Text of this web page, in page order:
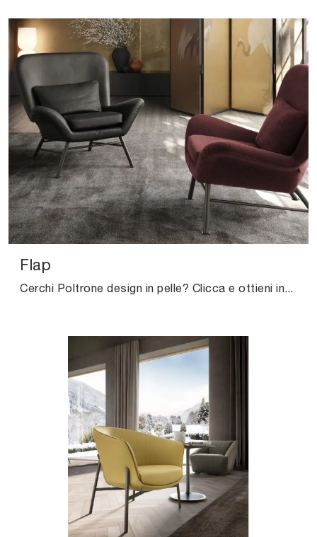
Flap
Cerchi Poltrone design in pelle? Clicca e ottieni informazioni sul modello Flap di Valentini.